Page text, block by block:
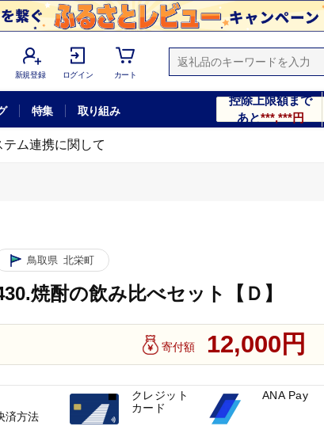
新規登録 ログイン カート
特集 取り組み
控除上限額まで
あと***,***円
テム連携に関して
鳥取県 北栄町
焼酎の飲み比べセット【Ｄ】
寄付額 12,000円
済方法
クレジット
カード
ANA Pay